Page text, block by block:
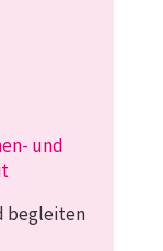
und
begleiten